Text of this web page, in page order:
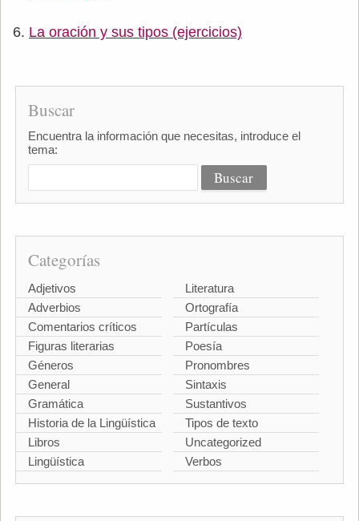
La oración y sus tipos (ejercicios)
Buscar
Encuentra la información que necesitas, introduce el
tema:
Categorías
Adjetivos
Adverbios
Comentarios críticos
Figuras literarias
Géneros
General
Gramática
Historia de la Lingüística
Libros
Lingüística
Literatura
Ortografía
Partículas
Poesía
Pronombres
Sintaxis
Sustantivos
Tipos de texto
Uncategorized
Verbos